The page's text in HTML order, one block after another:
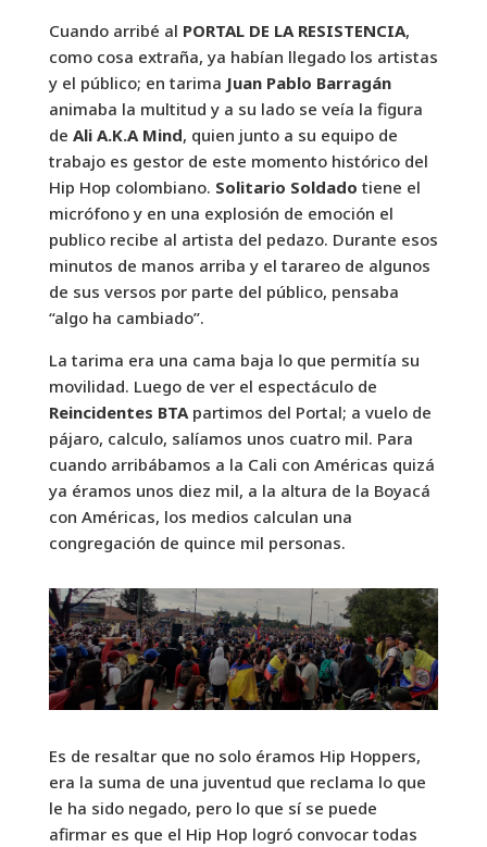
Cuando arribé al PORTAL DE LA RESISTENCIA,
como cosa extraña, ya habían llegado los artistas
y el público; en tarima Juan Pablo Barragán
animaba la multitud y a su lado se veía la figura
de Ali A.K.A Mind, quien junto a su equipo de
trabajo es gestor de este momento histórico del
Hip Hop colombiano. Solitario Soldado tiene el
micrófono y en una explosión de emoción el
publico recibe al artista del pedazo. Durante esos
minutos de manos arriba y el tarareo de algunos
de sus versos por parte del público, pensaba
“algo ha cambiado”.
La tarima era una cama baja lo que permitía su
movilidad. Luego de ver el espectáculo de
Reincidentes BTApartimos del Portal; a vuelo de
pájaro, calculo, salíamos unos cuatro mil. Para
cuando arribábamos a la Cali con Américas quizá
ya éramos unos diez mil, a la altura de la Boyacá
con Américas, los medios calculan una
congregación de quince mil personas.
Es de resaltar que no solo éramos Hip Hoppers,
era la suma de una juventud que reclama lo que
le ha sido negado, pero lo que sí se puede
afirmar es que el Hip Hop logró convocar todas